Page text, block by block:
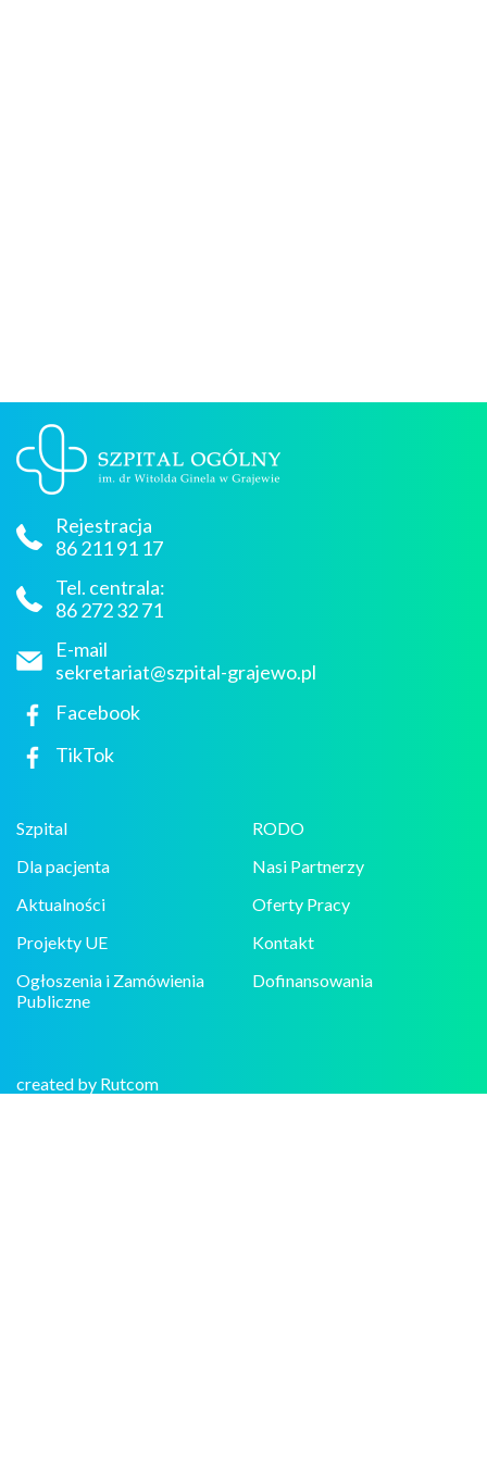
Rejestracja
86 211 91 17
Tel. centrala:
86 272 32 71
E-mail
sekretariat@szpital-grajewo.pl
Facebook
TikTok
Szpital
Dla pacjenta
Aktualności
Projekty UE
Ogłoszenia i Zamówienia
Publiczne
RODO
Nasi Partnerzy
Oferty Pracy
Kontakt
Dofinansowania
created by Rutcom